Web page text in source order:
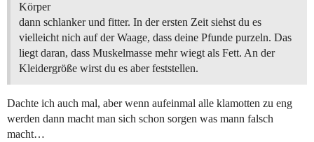
Körper
dann schlanker und fitter. In der ersten Zeit siehst du es
vielleicht nich auf der Waage, dass deine Pfunde purzeln. Das
liegt daran, dass Muskelmasse mehr wiegt als Fett. An der
Kleidergröße wirst du es aber feststellen.
Dachte ich auch mal, aber wenn aufeinmal alle klamotten zu eng
werden dann macht man sich schon sorgen was mann falsch
macht…